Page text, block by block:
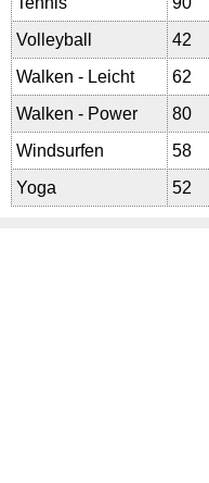
Volleyball
42
Walken - Leicht
62
Walken - Power
80
Windsurfen
58
Yoga
52